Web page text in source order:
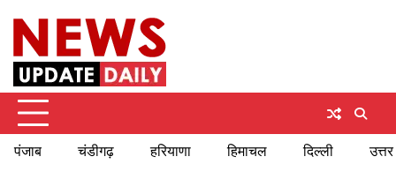
content
पंजाब चंडीगढ़ हरियाणा हिमाचल दिल्ली